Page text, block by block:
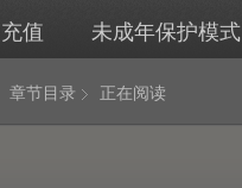
充值 未成年保护模式
章节目录 正在阅读